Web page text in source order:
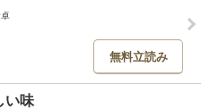
無料立読み
い味